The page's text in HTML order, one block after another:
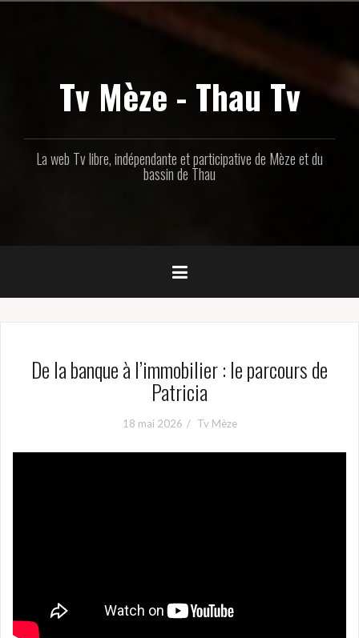
Tv Mèze - Thau Tv
La web Tv libre, indépendante et participative de Mèze et du
bassin de Thau
De la banque à l’immobilier : le parcours de
Patricia
18 mai 2026 Tv Mèze